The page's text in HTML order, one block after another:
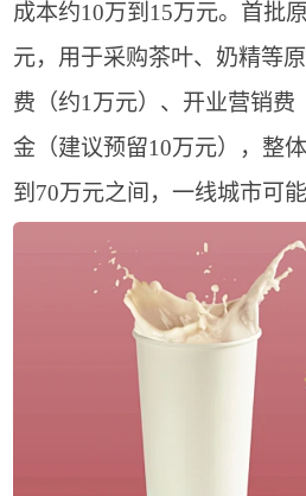
成本约10万到15万元。首批
元，用于采购茶叶、奶精等
费（约1万元）、开业营销费
金（建议预留10万元），整
到70万元之间，一线城市可能